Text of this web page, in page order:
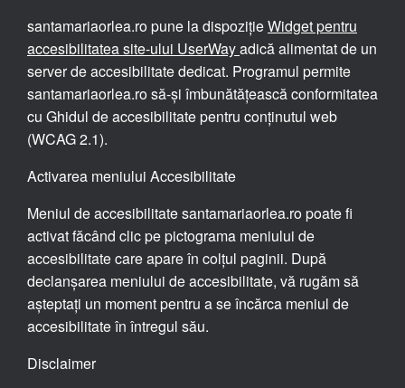
santamariaorlea.ro pune la dispozițieWidget pentru
accesibilitatea site-ului UserWayadică alimentat de un
server de accesibilitate dedicat. Programul permite
santamariaorlea.ro să-și îmbunătățească conformitatea
cu Ghidul de accesibilitate pentru conținutul web
(WCAG 2.1).
Activarea meniului Accesibilitate
Meniul de accesibilitate santamariaorlea.ro poate fi
activat făcând clic pe pictograma meniului de
accesibilitate care apare în colțul paginii. După
declanșarea meniului de accesibilitate, vă rugăm să
așteptați un moment pentru a se încărca meniul de
accesibilitate în întregul său.
Disclaimer